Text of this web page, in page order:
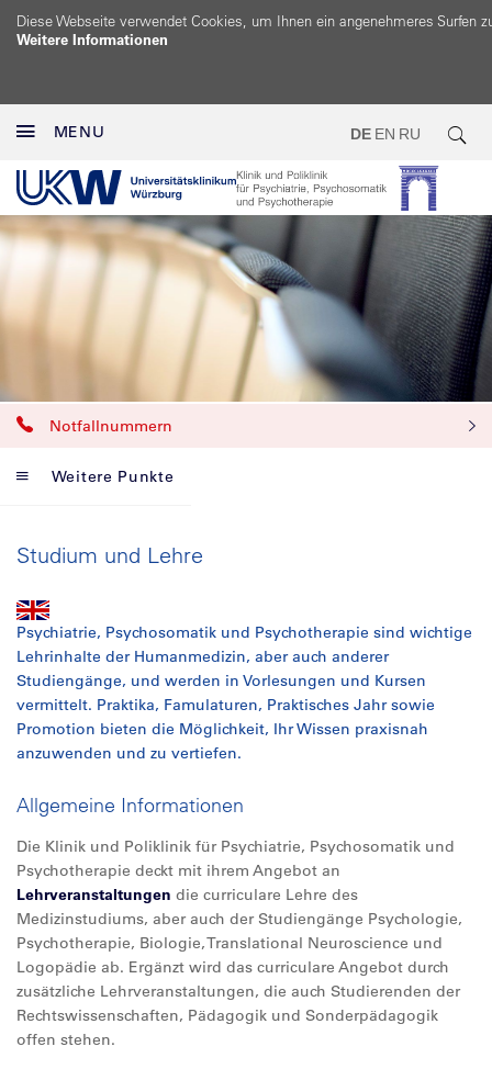
Diese Webseite verwendet Cookies, um Ihnen ein angenehmeres Surfen
Weitere Informationen
MENU DE EN RU
Notfallnummern
Weitere Punkte
Studium und Lehre
Psychiatrie, Psychosomatik und Psychotherapie sind wichtige
Lehrinhalte der Humanmedizin, aber auch anderer
Studiengänge, und werden in Vorlesungen und Kursen
vermittelt. Praktika, Famulaturen, Praktisches Jahr sowie
Promotion bieten die Möglichkeit, Ihr Wissen praxisnah
anzuwenden und zu vertiefen.
Allgemeine Informationen
Die Klinik und Poliklinik für Psychiatrie, Psychosomatik und
Psychotherapie deckt mit ihrem Angebot an
Lehrveranstaltungen die curriculare Lehre des
Medizinstudiums, aber auch der Studiengänge Psychologie,
Psychotherapie, Biologie,Translational Neuroscience und
Logopädie ab. Ergänzt wird das curriculare Angebot durch
zusätzliche Lehrveranstaltungen, die auch Studierenden der
Rechtswissenschaften, Pädagogik und Sonderpädagogik
offen stehen.